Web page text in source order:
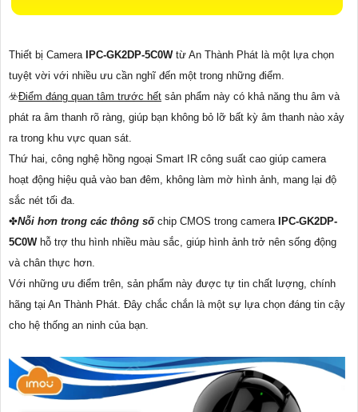
Thiết bị Camera IPC-GK2DP-5C0W từ An Thành Phát là một lựa chọn
tuyệt vời với nhiều ưu cần nghĩ đến một trong những điểm.
☣️Điểm đáng quan tâm trước hết sản phẩm này có khả năng thu âm và
phát ra âm thanh rõ ràng, giúp bạn không bỏ lỡ bất kỳ âm thanh nào xảy
ra trong khu vực quan sát.
Thứ hai, công nghệ hồng ngoại Smart IR công suất cao giúp camera
hoạt động hiệu quả vào ban đêm, không làm mờ hình ảnh, mang lại độ
sắc nét tối đa.
✤Nỗi hơn trong các thông sốchip CMOS trong camera IPC-GK2DP-
5C0W hỗ trợ thu hình nhiều màu sắc, giúp hình ảnh trở nên sống động
và chân thực hơn.
Với những ưu điểm trên, sản phẩm này được tự tin chất lượng, chính
hãng tại An Thành Phát. Đây chắc chắn là một sự lựa chọn đáng tin cậy
cho hệ thống an ninh của bạn.